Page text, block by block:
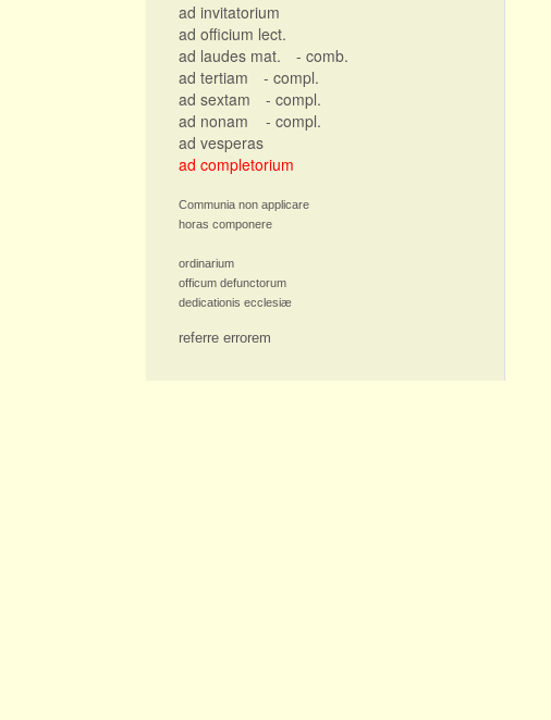
ad invitatorium
ad officium lect.
ad laudes mat.
- comb.
ad tertiam
- compl.
ad sextam
- compl.
ad nonam
- compl.
ad vesperas
ad completorium
Communia non applicare
horas componere
ordinarium
officum defunctorum
dedicationis ecclesiæ
referre errorem